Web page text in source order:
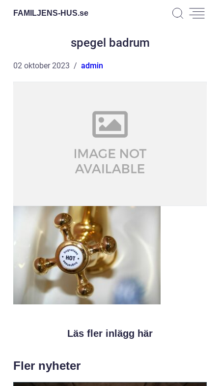
FAMILJENS-HUS.se
spegel badrum
02 oktober 2023 admin
Läs fler inlägg här
Fler nyheter